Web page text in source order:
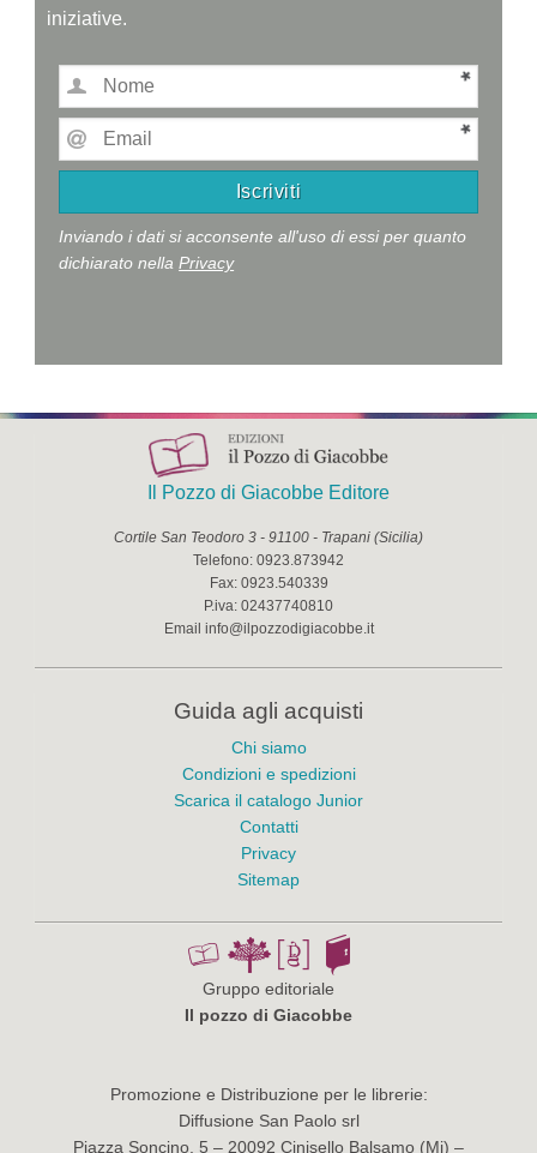
iniziative.
Inviando i dati si acconsente all'uso di essi per quanto
dichiarato nellaPrivacy
Il Pozzo di Giacobbe Editore
Cortile San Teodoro 3 - 91100 - Trapani (Sicilia)
Telefono: 0923.873942
Fax: 0923.540339
P.iva: 02437740810
Email info@ilpozzodigiacobbe.it
Guida agli acquisti
Chi siamo
Condizioni e spedizioni
Scarica il catalogo Junior
Contatti
Privacy
Sitemap
Gruppo editoriale
Il pozzo di Giacobbe
Promozione e Distribuzione per le librerie:
Diffusione San Paolo srl
Piazza Soncino, 5 – 20092 Cinisello Balsamo (Mi) –